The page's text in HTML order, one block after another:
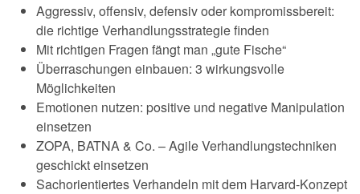
Aggressiv, offensiv, defensiv oder kompromissbereit:
die richtige Verhandlungsstrategie finden
Mit richtigen Fragen fängt man „gute Fische“
Überraschungen einbauen: 3 wirkungsvolle
Möglichkeiten
Emotionen nutzen: positive und negative Manipulation
einsetzen
ZOPA, BATNA & Co. – Agile Verhandlungstechniken
geschickt einsetzen
Sachorientiertes Verhandeln mit dem Harvard-Konzept